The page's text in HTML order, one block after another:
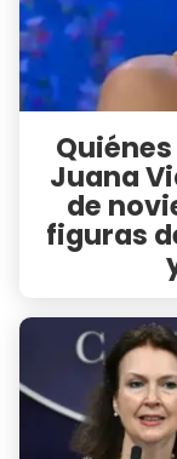
Juana
de
figuras